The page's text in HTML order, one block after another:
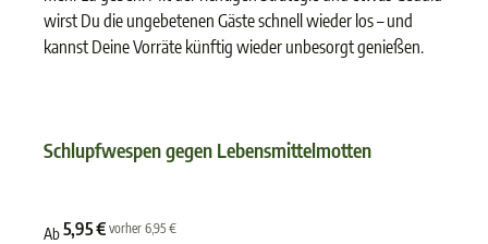
wirst Du die ungebetenen Gäste schnell wieder los – und
kannst Deine Vorräte künftig wieder unbesorgt genießen.
Schlupfwespen gegen Lebensmittelmotten
Ab5,95 € vorher 6,95 €